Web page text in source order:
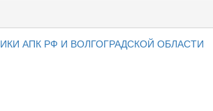
АПК РФ И ВОЛГОГРАДСКОЙ ОБЛАСТИ